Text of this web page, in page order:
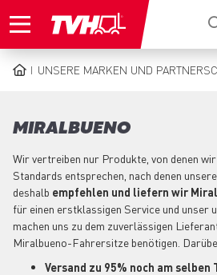
to
UNSERE MARKEN UND
MIRALBUENO
Wir vertreiben nur Produkte, von denen
Standards entsprechen, nach denen
deshalb empfehlen und liefern wir
für einen erstklassigen Service und unser
machen uns zu dem zuverlässigen
Miralbueno-Fahrersitze benötigen.
Versand zu 95% noch am selben